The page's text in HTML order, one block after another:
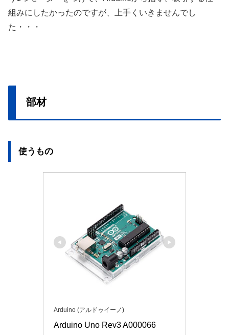
組みにしたかったのですが、上手くいきませんでし
た・・・
部材
使うもの
Arduino (アルドゥイーノ)
Arduino Uno Rev3 A000066